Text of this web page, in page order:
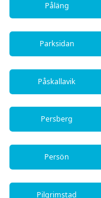
Påläng
Parksidan
Påskallavik
Persberg
Persön
Pilgrimstad